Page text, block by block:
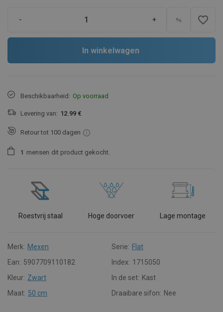
- + favorite_border
In winkelwagen
Beschikbaarheid: Op voorraad
Levering van: 12.99 €
Retour tot 100 dagen
1 mensen dit product gekocht.
Roestvrij staal Hoge doorvoer Lage montage
Merk: Mexen Serie: Flat
Ean: 5907709110182 Index: 1715050
Kleur: Zwart In de set: Kast
Maat: 50 cm Draaibare sifon: Nee